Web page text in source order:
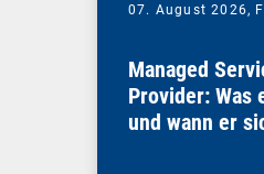
07. August 2026,
Managed
Provider: Was
und wann er